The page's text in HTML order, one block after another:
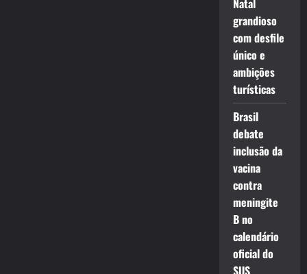
Natal
grandioso
com desfile
único e
ambições
turísticas
Brasil
debate
inclusão da
vacina
contra
meningite
B no
calendário
oficial do